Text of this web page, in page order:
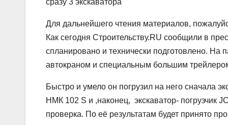
Для дальнейшего чтения материалов,
Как сегодня Строительству.RU сообщили в
спланировано и технически подготовлено.
автокраном и специальным большим
Быстро и умело он погрузил на него сначала
НМК 102 S и ,наконец, экскаватор-
проверка. По её результатам будет принято